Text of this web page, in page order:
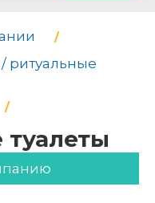
ритуальные